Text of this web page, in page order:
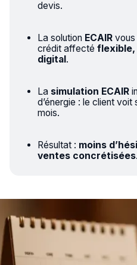
devis.
La solution ECAIRvous
crédit affecté flexible,
digital.
La simulation ECAIR
d’énergie : le client voit
mois.
Résultat : moins
ventes concrétisées.